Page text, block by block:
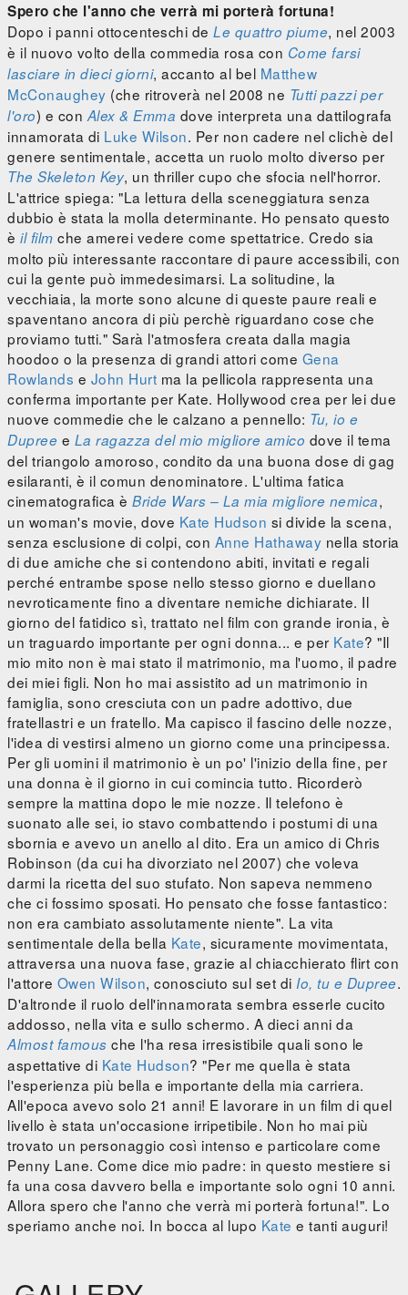
Spero che l'anno che verrà mi porterà fortuna!
Dopo i panni ottocenteschi de Le quattro piume, nel 2003
è il nuovo volto della commedia rosa con Come farsi
lasciare in dieci giorni, accanto al bel Matthew
McConaughey (che ritroverà nel 2008 ne Tutti pazzi per
l'oro) e con Alex & Emma dove interpreta una dattilografa
innamorata di Luke Wilson. Per non cadere nel clichè del
genere sentimentale, accetta un ruolo molto diverso per
The Skeleton Key, un thriller cupo che sfocia nell'horror.
L'attrice spiega: "La lettura della sceneggiatura senza
dubbio è stata la molla determinante. Ho pensato questo
è il film che amerei vedere come spettatrice. Credo sia
molto più interessante raccontare di paure accessibili, con
cui la gente può immedesimarsi. La solitudine, la
vecchiaia, la morte sono alcune di queste paure reali e
spaventano ancora di più perchè riguardano cose che
proviamo tutti." Sarà l'atmosfera creata dalla magia
hoodoo o la presenza di grandi attori come Gena
Rowlands e John Hurt ma la pellicola rappresenta una
conferma importante per Kate. Hollywood crea per lei due
nuove commedie che le calzano a pennello: Tu, io e
Dupree e La ragazza del mio migliore amico dove il tema
del triangolo amoroso, condito da una buona dose di gag
esilaranti, è il comun denominatore. L'ultima fatica
cinematografica è Bride Wars – La mia migliore nemica,
un woman's movie, dove Kate Hudson si divide la scena,
senza esclusione di colpi, con Anne Hathaway nella storia
di due amiche che si contendono abiti, invitati e regali
perché entrambe spose nello stesso giorno e duellano
nevroticamente fino a diventare nemiche dichiarate. Il
giorno del fatidico sì, trattato nel film con grande ironia, è
un traguardo importante per ogni donna... e per Kate? "Il
mio mito non è mai stato il matrimonio, ma l'uomo, il padre
dei miei figli. Non ho mai assistito ad un matrimonio in
famiglia, sono cresciuta con un padre adottivo, due
fratellastri e un fratello. Ma capisco il fascino delle nozze,
l'idea di vestirsi almeno un giorno come una principessa.
Per gli uomini il matrimonio è un po' l'inizio della fine, per
una donna è il giorno in cui comincia tutto. Ricorderò
sempre la mattina dopo le mie nozze. Il telefono è
suonato alle sei, io stavo combattendo i postumi di una
sbornia e avevo un anello al dito. Era un amico di Chris
Robinson (da cui ha divorziato nel 2007) che voleva
darmi la ricetta del suo stufato. Non sapeva nemmeno
che ci fossimo sposati. Ho pensato che fosse fantastico:
non era cambiato assolutamente niente". La vita
sentimentale della bella Kate, sicuramente movimentata,
attraversa una nuova fase, grazie al chiacchierato flirt con
l'attore Owen Wilson, conosciuto sul set di Io, tu e Dupree.
D'altronde il ruolo dell'innamorata sembra esserle cucito
addosso, nella vita e sullo schermo. A dieci anni da
Almost famous che l'ha resa irresistibile quali sono le
aspettative di Kate Hudson? "Per me quella è stata
l'esperienza più bella e importante della mia carriera.
All'epoca avevo solo 21 anni! E lavorare in un film di quel
livello è stata un'occasione irripetibile. Non ho mai più
trovato un personaggio così intenso e particolare come
Penny Lane. Come dice mio padre: in questo mestiere si
fa una cosa davvero bella e importante solo ogni 10 anni.
Allora spero che l'anno che verrà mi porterà fortuna!". Lo
speriamo anche noi. In bocca al lupo Kate e tanti auguri!